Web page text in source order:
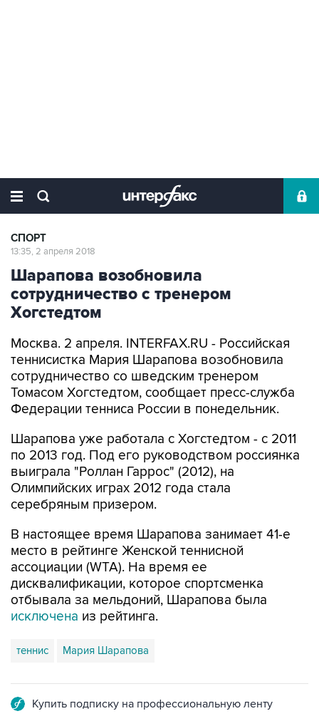
СПОРТ
13:35, 2 апреля 2018
Шарапова возобновила
сотрудничество с тренером
Хогстедтом
Москва. 2 апреля. INTERFAX.RU - Российская
теннисистка Мария Шарапова возобновила
сотрудничество со шведским тренером
Томасом Хогстедтом, сообщает пресс-служба
Федерации тенниса России в понедельник.
Шарапова уже работала с Хогстедтом - с 2011
по 2013 год. Под его руководством россиянка
выиграла "Роллан Гаррос" (2012), на
Олимпийских играх 2012 года стала
серебряным призером.
В настоящее время Шарапова занимает 41-е
место в рейтинге Женской теннисной
ассоциации (WTA). На время ее
дисквалификации, которое спортсменка
отбывала за мельдоний, Шарапова была
исключена из рейтинга.
теннис Мария Шарапова
Купить подписку на профессиональную ленту